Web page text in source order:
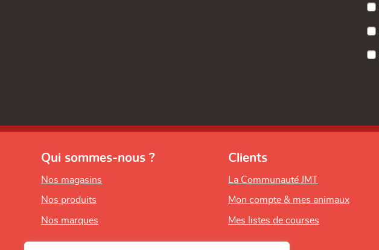
Qui sommes-nous ?
Nos magasins
Nos produits
Nos marques
Clients
La Communauté JMT
Mon compte & mes animaux
Mes listes de courses